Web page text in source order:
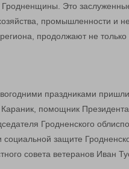
Гродненщины. Это
промышленности и
продолжают не
праздниками
помощник
Гродненского
защите
совета ветеранов Иван